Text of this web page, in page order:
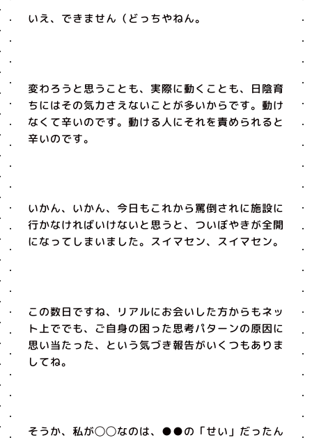
いえ、できません（どっちやねん。
変わろうと思うことも、実際に動くことも、日陰育
ちにはその気力さえないことが多いからです。動け
なくて辛いのです。動ける人にそれを責められると
辛いのです。
いかん、いかん、今日もこれから罵倒されに施設に
行かなければいけないと思うと、ついぼやきが全開
になってしまいました。スイマセン、スイマセン。
この数日ですね、リアルにお会いした方からもネッ
ト上ででも、ご自身の困った思考パターンの原因に
思い当たった、という気づき報告がいくつもありま
してね。
そうか、私が◯◯なのは、●●の「せい」だったん